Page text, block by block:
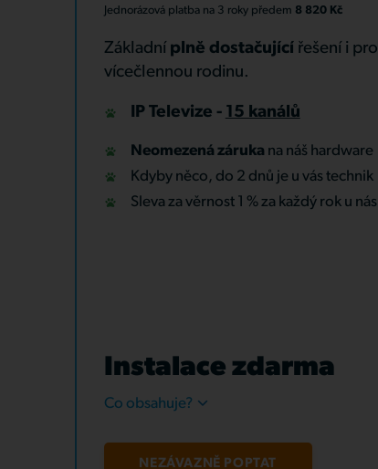
Jednorázová platba na 3 rokypředem 8 820 Kč
Základní plně dostačující řešení i pro
vícečlennou rodinu.
IP Televize - 15 kanálů
Neomezená záruka na náš hardware
Kdyby něco, do 2 dnů je u vás technik
Sleva za věrnost 1 % za každý rok u nás
Instalace zdarma
Co obsahuje?
NEZÁVAZNĚ POPTAT